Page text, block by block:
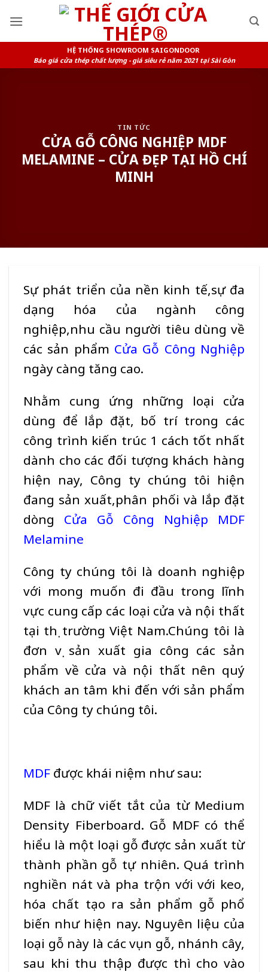
HỆ THỐNG SHOWROOM SAIGONDOOR
Báo giá cửa thép chất lượng - giá siêu rẻ năm 2021 tại Sài Gòn
TIN TỨC
CỬA GỖ CÔNG NGHIỆP MDF
MELAMINE – CỬA ĐẸP TẠI HỒ CHÍ
MINH
Sự phát triển của nền kinh tế,sự đa
dạng hóa của ngành công
nghiệp,nhu cầu người tiêu dùng về
các sản phẩm Cửa Gỗ Công Nghiệp
ngày càng tăng cao.
Nhằm cung ứng những loại cửa
dùng để lắp đặt, bố trí trong các
công trình kiến trúc 1 cách tốt nhất
dành cho các đối tượng khách hàng
hiện nay, Công ty chúng tôi hiện
đang sản xuất,phân phối và lắp đặt
dòng Cửa Gỗ Công Nghiệp MDF
Melamine
Công ty chúng tôi là doanh nghiệp
với mong muốn đi đầu trong lĩnh
vực cung cấp các loại cửa và nội thất
tại thị trường Việt Nam.Chúng tôi là
đơn vị sản xuất gia công các sản
phẩm về cửa và nội thất nên quý
khách an tâm khi đến với sản phẩm
của Công ty chúng tôi.
MDF được khái niệm như sau:
MDF là chữ viết tắt của từ Medium
Density Fiberboard. Gỗ MDFcó thể
hiểu là một loại gỗ được sản xuất từ
thành phần gỗ tự nhiên. Quá trình
nghiền nát và pha trộn với với keo,
hóa chất tạo ra sản phẩm gỗ phổ
biến như hiện nay. Nguyên liệu của
loại gỗ này là các vụn gỗ, nhánh cây,
sau khi thu thập được thì cho vào